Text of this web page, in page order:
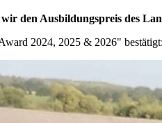
den Ausbildungspreis des
2024, 2025 & 2026"